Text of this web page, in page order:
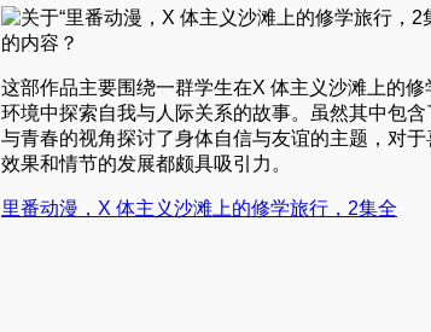
这部作品主要围绕一群学生在X 体主义沙滩上的
环境中探索自我与人际关系的故事。虽然其中包
与青春的视角探讨了身体自信与友谊的主题，对
效果和情节的发展都颇具吸引力。
里番动漫，X 体主义沙滩上的修学旅行，2集全